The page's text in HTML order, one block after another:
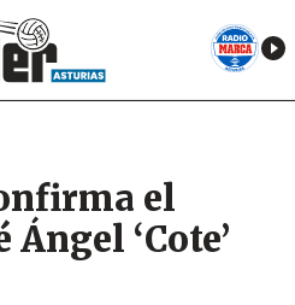
el
‘Cote’